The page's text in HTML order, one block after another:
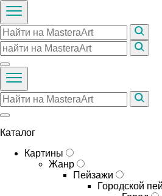
Каталог
Картины
Жанр
Пейзажи
Городской